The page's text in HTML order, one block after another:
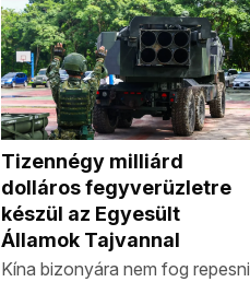
Tizennégy milliárd
dolláros fegyverüzletre
készül az Egyesült
Államok Tajvannal
Kína bizonyára nem fog repesni